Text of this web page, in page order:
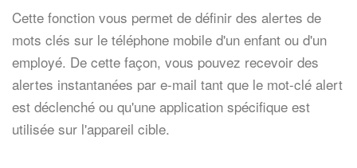
Cette fonction vous permet de définir des alertes de
mots clés sur le téléphone mobile d'un enfant ou d'un
employé. De cette façon, vous pouvez recevoir des
alertes instantanées par e-mail tant que le mot-clé alert
est déclenché ou qu'une application spécifique est
utilisée sur l'appareil cible.